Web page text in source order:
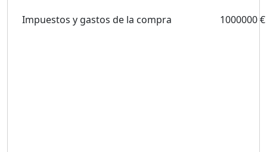
Impuestos y gastos de la compra 1000000 €